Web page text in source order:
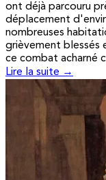
ont déjà parcouru
déplacement
nombreuses
grièvement blessés
ce combat acharné
Lire la suite →